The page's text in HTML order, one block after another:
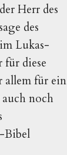
Herr des
des
Lukas-
für diese
allem für ein
noch
Bibel